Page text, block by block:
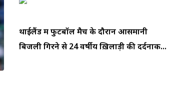
थाईलैंड में फुटबॉल मैच के दौरान आसमानी
बिजली गिरने से 24 वर्षीय ख़िलाड़ी की दर्दनाक...